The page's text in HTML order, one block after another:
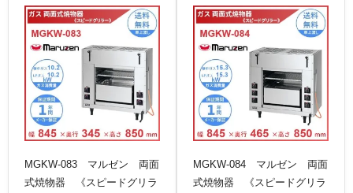
MGKW-083 マルゼン 両面
式焼物器 《スピードグリラ
MGKW-084 マルゼン 両面
式焼物器 《スピードグリラ